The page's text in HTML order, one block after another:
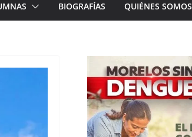
BIOGRAFÍAS QUIÉNES SOMOS